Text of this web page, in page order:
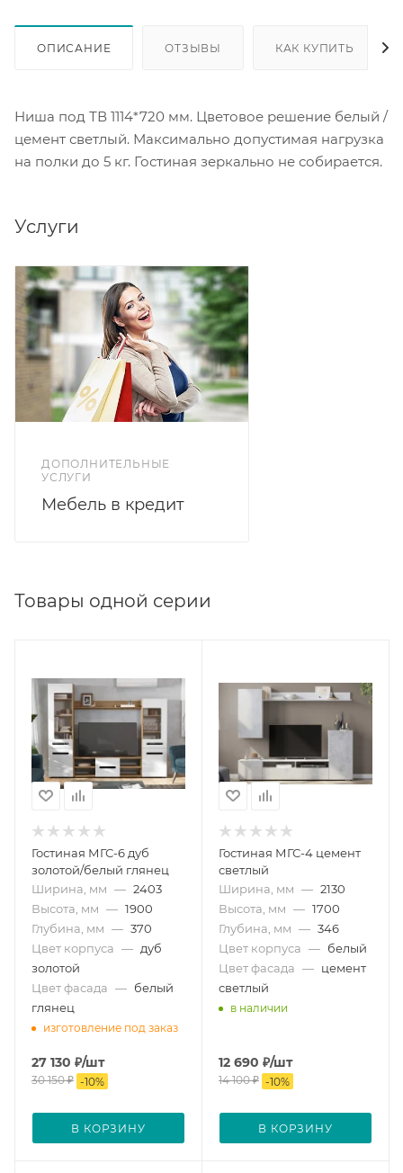
ОПИСАНИЕ ОТЗЫВЫ КАК КУПИТЬ
Ниша под ТВ 1114*720 мм. Цветовое решение белый /
цемент светлый. Максимально допустимая нагрузка
на полки до 5 кг. Гостиная зеркально не собирается.
Услуги
ДОПОЛНИТЕЛЬНЫЕ
УСЛУГИ
Мебель в кредит
Товары одной серии
Гостиная МГС-6 дуб
золотой/белый глянец
Ширина, мм — 2403
Высота, мм — 1900
Глубина, мм — 370
Цвет корпуса — дуб
золотой
Цвет фасада — белый
глянец
изготовление под заказ
27 130 ₽/шт
30 150₽ -10%
В КОРЗИНУ
Гостиная МГС-4 цемент
светлый
Ширина, мм — 2130
Высота, мм — 1700
Глубина, мм — 346
Цвет корпуса — белый
Цвет фасада — цемент
светлый
в наличии
12 690 ₽/шт
14 100₽ -10%
В КОРЗИНУ